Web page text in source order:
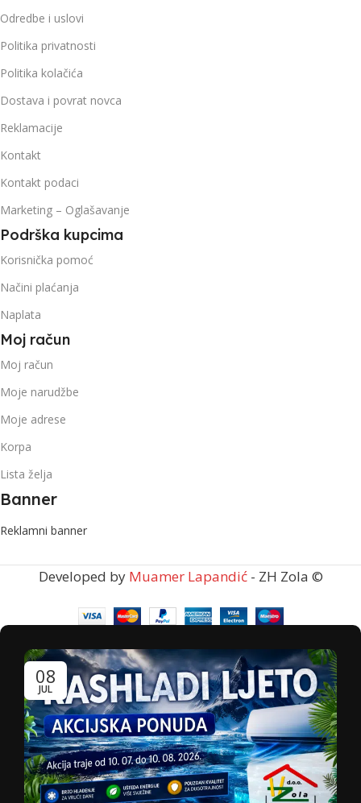
Odredbe i uslovi
Politika privatnosti
Politika kolačića
Dostava i povrat novca
Reklamacije
Kontakt
Kontakt podaci
Marketing – Oglašavanje
Podrška kupcima
Korisnička pomoć
Načini plaćanja
Naplata
Moj račun
Moj račun
Moje narudžbe
Moje adrese
Korpa
Lista želja
Banner
Reklamni banner
Developed by Muamer Lapandić- ZH Zola ©
08
JUL